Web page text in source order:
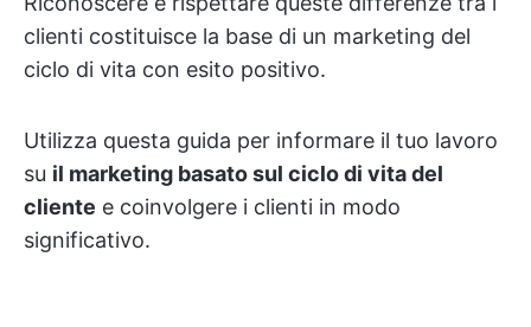
clienti costituisce la base di un marketing del
ciclo di vita con esito positivo.
Utilizza questa guida per informare il tuo lavoro
su il marketing basato sul ciclo di vita del
cliente e coinvolgere i clienti in modo
significativo.